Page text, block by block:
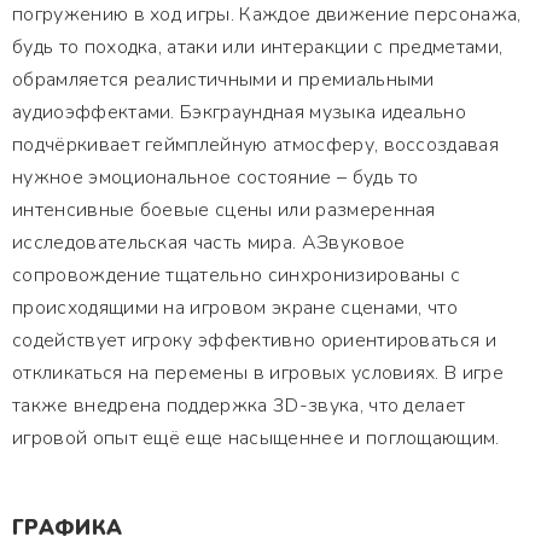
погружению в ход игры. Каждое движение персонажа,
будь то походка, атаки или интеракции с предметами,
обрамляется реалистичными и премиальными
аудиоэффектами. Бэкграундная музыка идеально
подчёркивает геймплейную атмосферу, воссоздавая
нужное эмоциональное состояние – будь то
интенсивные боевые сцены или размеренная
исследовательская часть мира. АЗвуковое
сопровождение тщательно синхронизированы с
происходящими на игровом экране сценами, что
содействует игроку эффективно ориентироваться и
откликаться на перемены в игровых условиях. В игре
также внедрена поддержка 3D-звука, что делает
игровой опыт ещё еще насыщеннее и поглощающим.
ГРАФИКА